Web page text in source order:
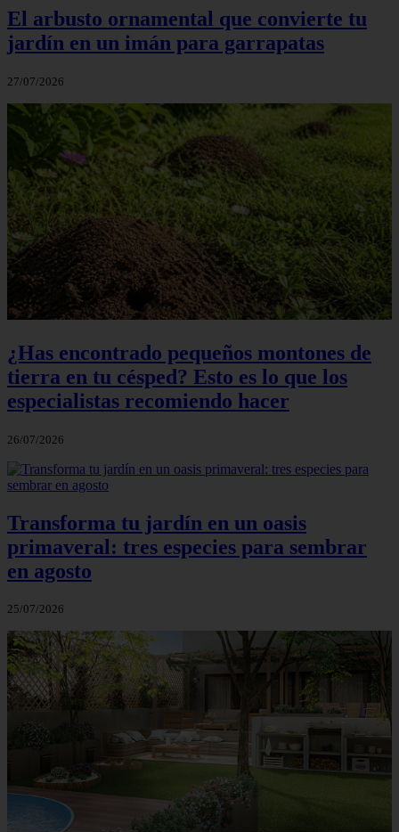
El arbusto ornamental que convierte tu
jardín en un imán para garrapatas
27/07/2026
¿Has encontrado pequeños montones de
tierra en tu césped? Esto es lo que los
especialistas recomiendo hacer
26/07/2026
Transforma tu jardín en un oasis
primaveral: tres especies para sembrar
en agosto
25/07/2026